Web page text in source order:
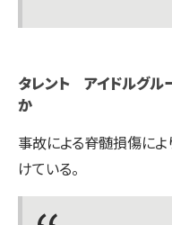
タレント アイドルグル
か
事故による脊髄損傷に
けている。